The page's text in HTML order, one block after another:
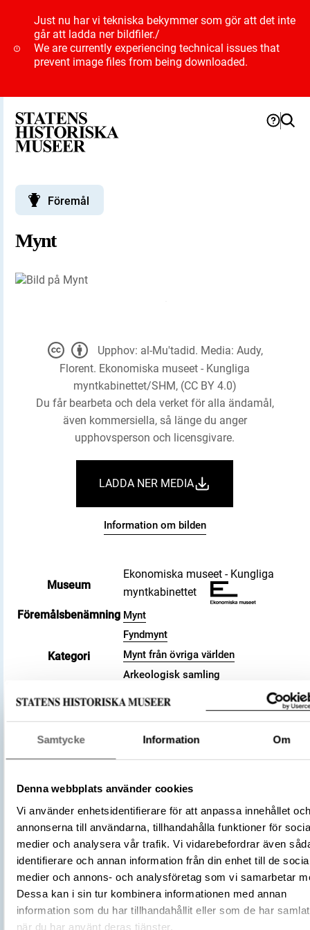
Samtycke Information Om
Denna webbplats använder cookies
Vi använder enhetsidentifierare för att anpassa innehållet och
annonserna till användarna, tillhandahålla funktioner för
medier och analysera vår trafik. Vi vidarebefordrar även
identifierare och annan information från din enhet till de
medier och annons- och analysföretag som vi samarbetar
Dessa kan i sin tur kombinera informationen med annan
information som du har tillhandahållit eller som de har
när du har använt deras tjänster.
Just nu har vi tekniska bekymmer som gör att det inte
går att ladda ner bildfiler./
We are currently experiencing technical issues that
prevent image files from being downloaded.
Föremål
Mynt
Museum
Ekonomiska museet - Kungliga
myntkabinettet
Föremålsbenämning Mynt
Kategori
Fyndmynt
Mynt från övriga världen
Arkeologisk samling
Valör
dirham
Datering
2(6)5 a.H.
Tillverkningsplats
Abbasidiska kalifatet
Andaraba
Tillverkare al-Mu'tadid(Myntherre)
Föremålsnummer
3008578
Andra nummer
Undernummer: 2
Förvärvsnummer
102449
Upphov: al-Mu'tadid. Media: Audy,
Florent. Ekonomiska museet - Kungliga
myntkabinettet/SHM, (CC BY 4.0)
Du får bearbeta och dela verket för alla ändamål,
även kommersiella, så länge du anger
upphovsperson och licensgivare.
LADDA NER MEDIA
Information om bilden